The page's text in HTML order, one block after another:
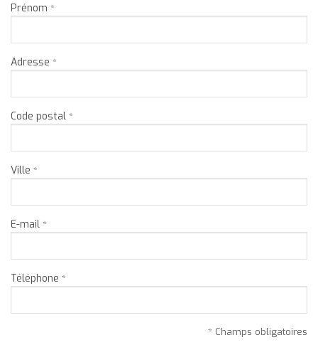
Prénom *
Adresse *
Code postal *
Ville *
E-mail *
Téléphone *
* Champs obligatoires